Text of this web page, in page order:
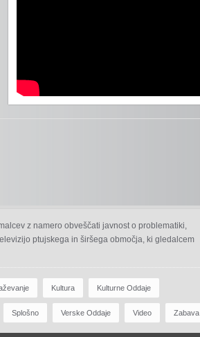
z namero obveščati javnost o problematiki,
ptujskega in širšega območja, ki gledalcem
Kultura Kulturne Oddaje
Splošno Verske Oddaje Video Zabava